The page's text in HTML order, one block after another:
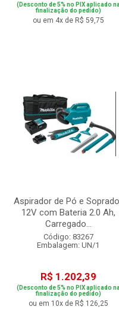
(Desconto de 5% no PIX aplicado
finalização do pedido)
ou em 4x de R$ 59,75
Aspirador de Pó e
12V com Bateria 2.0 Ah,
Carregado...
Código: 83267
Embalagem: UN/1
R$ 1.202,39
(Desconto de 5% no PIX aplicado
finalização do pedido)
ou em 10x de R$ 126,25